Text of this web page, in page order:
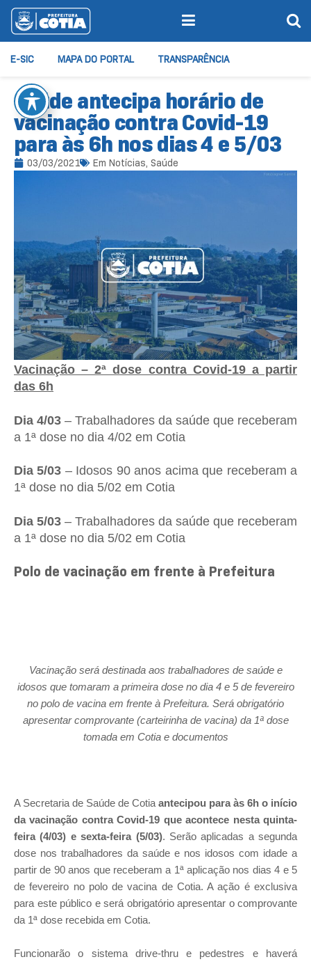
E-SIC MAPA DO PORTAL TRANSPARÊNCIA
Saúde antecipa horário de
vacinação contra Covid-19
para às 6h nos dias 4 e 5/03
03/03/2021 Em Notícias, Saúde
Vacinação – 2ª dose contra Covid-19 a partir
das 6h
Dia 4/03 – Trabalhadores da saúde que receberam
a 1ª dose no dia 4/02 em Cotia
Dia 5/03 – Idosos 90 anos acima que receberam a
1ª dose no dia 5/02 em Cotia
Dia 5/03 – Trabalhadores da saúde que receberam
a 1ª dose no dia 5/02 em Cotia
Polo de vacinação em frente à Prefeitura
Vacinação será destinada aos trabalhadores de saúde e
idosos que tomaram a primeira dose no dia 4 e 5 de fevereiro
no polo de vacina em frente à Prefeitura. Será obrigatório
apresentar comprovante (carteirinha de vacina) da 1ª dose
tomada em Cotia e documentos
A Secretaria de Saúde de Cotia antecipou para às 6h o início
da vacinação contra Covid-19 que acontece nesta quinta-
feira (4/03) e sexta-feira (5/03). Serão aplicadas a segunda
dose nos trabalhadores da saúde e nos idosos com idade a
partir de 90 anos que receberam a 1ª aplicação nos dias 4 e 5
de fevereiro no polo de vacina de Cotia. A ação é exclusiva
para este público e será obrigatório apresentar o comprovante
da 1ª dose recebida em Cotia.
Funcionarão o sistema drive-thru e pedestres e haverá